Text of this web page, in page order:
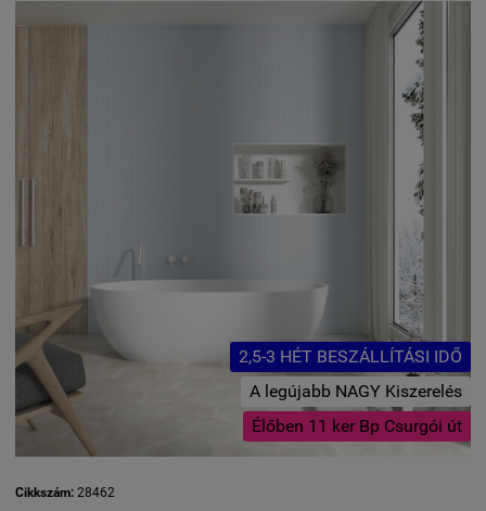
2,5-3 HÉT BESZÁLLÍTÁSI IDŐ
A legújabb NAGY Kiszerelés
Élőben 11 ker Bp Csurgói út
Cikkszám: 28462